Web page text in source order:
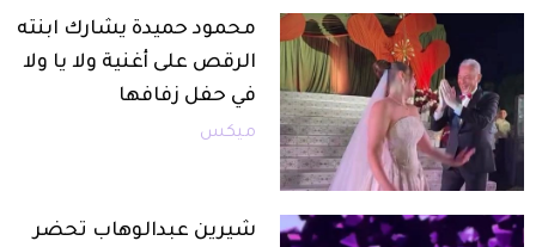
محمود حميدة يشارك ابنته
الرقص على أغنية ولا يا ولا
في حفل زفافها
ميكس
شيرين عبدالوهاب تحضر